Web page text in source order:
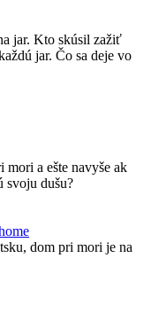
jar. Kto skúsil zažiť
jar. Čo sa deje vo
mori a ešte navyše ak
svoju dušu?
dom pri mori je na